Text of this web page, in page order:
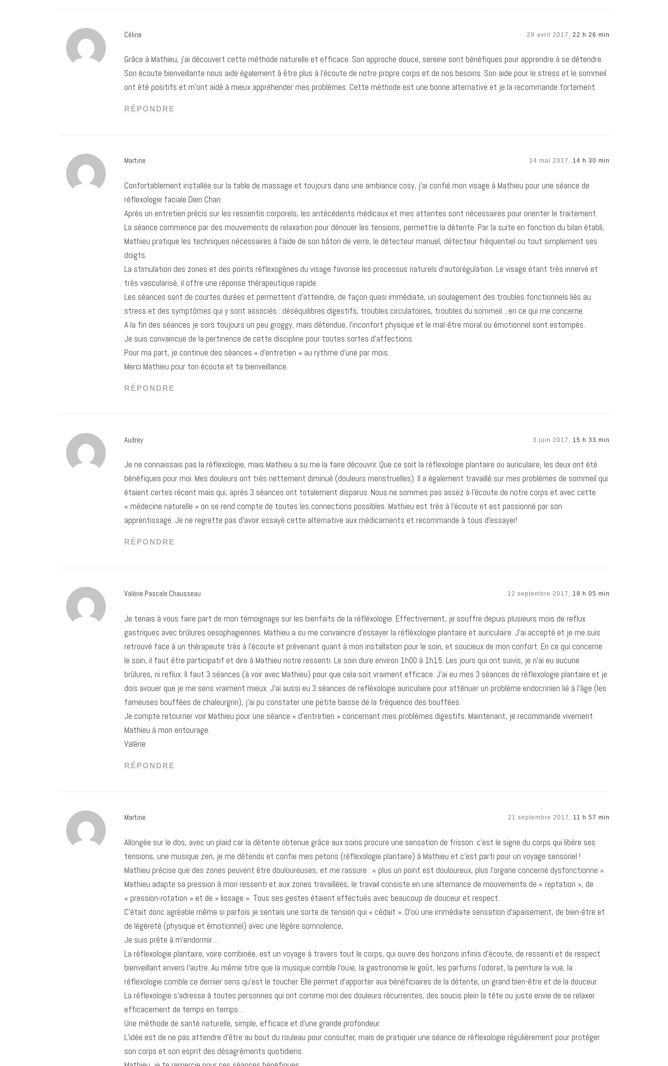
Céline 29 avril 2017, 22 h 26 min
Grâce à Mathieu, j’ai découvert cette méthode naturelle et efficace. Son approche douce, sereine sont bénéfiques pour apprendre à se détendre.
Son écoute bienveillante nous aide également à être plus à l’écoute de notre propre corps et de nos besoins. Son aide pour le stress et le sommeil
ont été positifs et m’ont aidé à mieux appréhender mes problèmes. Cette méthode est une bonne alternative et je la recommande fortement.
RÉPONDRE
Martine 14 mai 2017, 14 h 30 min
Confortablement installée sur la table de massage et toujours dans une ambiance cosy, j’ai confié mon visage à Mathieu pour une séance de
réflexologie faciale Dien Chan.
Après un entretien précis sur les ressentis corporels, les antécédents médicaux et mes attentes sont nécessaires pour orienter le traitement.
La séance commence par des mouvements de relaxation pour dénouer les tensions, permettre la détente. Par la suite en fonction du bilan établi,
Mathieu pratique les techniques nécessaires à l’aide de son bâton de verre, le détecteur manuel, détecteur fréquentiel ou tout simplement ses
doigts.
La stimulation des zones et des points réflexogènes du visage favorise les processus naturels d’autorégulation. Le visage étant très innervé et
très vascularisé, il offre une réponse thérapeutique rapide.
Les séances sont de courtes durées et permettent d’atteindre, de façon quasi immédiate, un soulagement des troubles fonctionnels liés au
stress et des symptômes qui y sont associés : déséquilibres digestifs, troubles circulatoires, troubles du sommeil…en ce qui me concerne.
A la fin des séances je sors toujours un peu groggy, mais détendue, l’inconfort physique et le mal-être moral ou émotionnel sont estompés.
Je suis convaincue de la pertinence de cette discipline pour toutes sortes d’affections.
Pour ma part, je continue des séances « d’entretien » au rythme d’une par mois.
Merci Mathieu pour ton écoute et ta bienveillance.
RÉPONDRE
Audrey 3 juin 2017, 15 h 33 min
Je ne connaissais pas la réflexologie, mais Mathieu a su me la faire découvrir. Que ce soit la réflexologie plantaire ou auriculaire, les deux ont été
bénéfiques pour moi. Mes douleurs ont très nettement diminué (douleurs menstruelles). Il a également travaillé sur mes problèmes de sommeil qui
étaient certes récent mais qui, après 3 séances ont totalement disparus. Nous ne sommes pas assez à l’écoute de notre corps et avec cette
« médecine naturelle » on se rend compte de toutes les connections possibles. Mathieu est très à l’écoute et est passionné par son
apprentissage. Je ne regrette pas d’avoir essayé cette alternative aux médicaments et recommande à tous d’essayer!
RÉPONDRE
Valérie Pascale Chausseau 12 septembre 2017, 18 h 05 min
Je tenais à vous faire part de mon témoignage sur les bienfaits de la réfléxologie. Effectivement, je souffre depuis plusieurs mois de reflux
gastriques avec brûlures oesophagiennes. Mathieu a su me convaincre d’essayer la réfléxologie plantaire et auriculaire. J’ai accepté et je me suis
retrouvé face à un thérapeute très à l’écoute et prévenant quant à mon installation pour le soin, et soucieux de mon confort. En ce qui concerne
le soin, il faut être participatif et dire à Mathieu notre ressenti. Le soin dure environ 1h00 à 1h15. Les jours qui ont suivis, je n’ai eu aucune
brûlures, ni reflux. Il faut 3 séances (à voir avec Mathieu) pour que cela soit vraiment efficace. J’ai eu mes 3 séances de réflexologie plantaire et je
dois avouer que je me sens vraiment mieux. J’ai aussi eu 3 séances de refléxologie auriculaire pour atténuer un problème endocrinien lié à l’âge (les
fameuses bouffées de chaleurgrin), j’ai pu constater une petite baisse de la fréquence des bouffées.
Je compte retourner voir Mathieu pour une séance « d’entretien » concernant mes problèmes digestifs. Maintenant, je recommande vivement
Mathieu à mon entourage.
Valérie
RÉPONDRE
Martine 21 septembre 2017, 11 h 57 min
Allongée sur le dos, avec un plaid car la détente obtenue grâce aux soins procure une sensation de frisson: c’est le signe du corps qui libère ses
tensions, une musique zen, je me détends et confie mes petons (réflexologie plantaire) à Mathieu et c’est parti pour un voyage sensoriel !
Mathieu précise que des zones peuvent être douloureuses, et me rassure : « plus un point est douloureux, plus l’organe concerné dysfonctionne ».
Mathieu adapte sa pression à mon ressenti et aux zones travaillées, le travail consiste en une alternance de mouvements de « reptation », de
« pression-rotation » et de » lissage ». Tous ses gestes étaient effectués avec beaucoup de douceur et respect.
C’était donc agréable même si parfois je sentais une sorte de tension qui « cédait ». D’où une immédiate sensation d’apaisement, de bien-être et
de légèreté (physique et émotionnel) avec une légère somnolence,
Je suis prête à m’endormir…
La réflexologie plantaire, voire combinée, est un voyage à travers tout le corps, qui ouvre des horizons infinis d’écoute, de ressenti et de respect
bienveillant envers l’autre. Au même titre que la musique comble l’ouïe, la gastronomie le goût, les parfums l’odorat, la peinture la vue, la
réflexologie comble ce dernier sens qu’est le toucher. Elle permet d’apporter aux bénéficiaires de la détente, un grand bien-être et de la douceur.
La réflexologie s’adresse à toutes personnes qui ont comme moi des douleurs récurrentes, des soucis plein la tête ou juste envie de se relaxer
efficacement de temps en temps…
Une méthode de santé naturelle, simple, efficace et d’une grande profondeur.
L’idée est de ne pas attendre d’être au bout du rouleau pour consulter, mais de pratiquer une séance de réflexologie régulièrement pour protéger
son corps et son esprit des désagréments quotidiens.